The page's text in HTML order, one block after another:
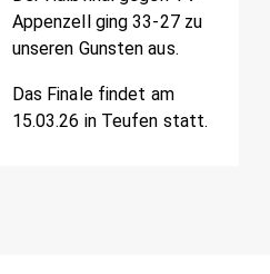
Appenzell ging 33-27 zu
unseren Gunsten aus.
Das Finale findet am
15.03.26 in Teufen statt.